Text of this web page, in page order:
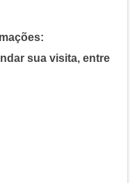
sua visita, entre